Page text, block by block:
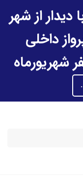
دیدار از شهر
داخلی
شهریورماه